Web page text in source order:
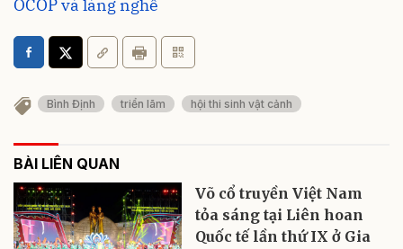
OCOP và làng nghề
Bình Định triển lãm hội thi sinh vật cảnh
BÀI LIÊN QUAN
Võ cổ truyền Việt Nam
tỏa sáng tại Liên hoan
Quốc tế lần thứ IX ở Gia